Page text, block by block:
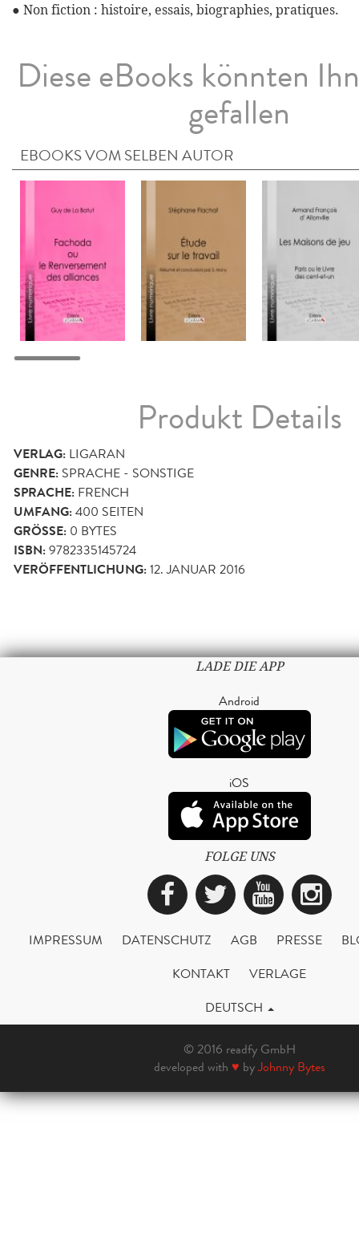
● Non fiction : histoire, essais, biographies, pratiques.
Diese eBooks könnten
gefallen
EBOOKS VOM SELBEN AUTOR
Produkt Details
VERLAG: LIGARAN
GENRE: SPRACHE - SONSTIGE
SPRACHE: FRENCH
UMFANG:400 SEITEN
GRÖSSE: 0 BYTES
ISBN:9782335145724
VERÖFFENTLICHUNG:12. JANUAR 2016
LADE DIE APP
Android
iOS
FOLGE UNS
Facebook
Twitter
IMPRESSUM DATENSCHUTZ AGB PRESSE
KONTAKT
VERLAGE
DEUTSCH
© 2016 readfy GmbH
developed with ♥ byJohnny Bytes